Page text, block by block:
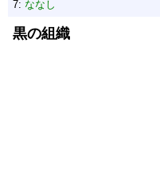
7: ななし
黒の組織